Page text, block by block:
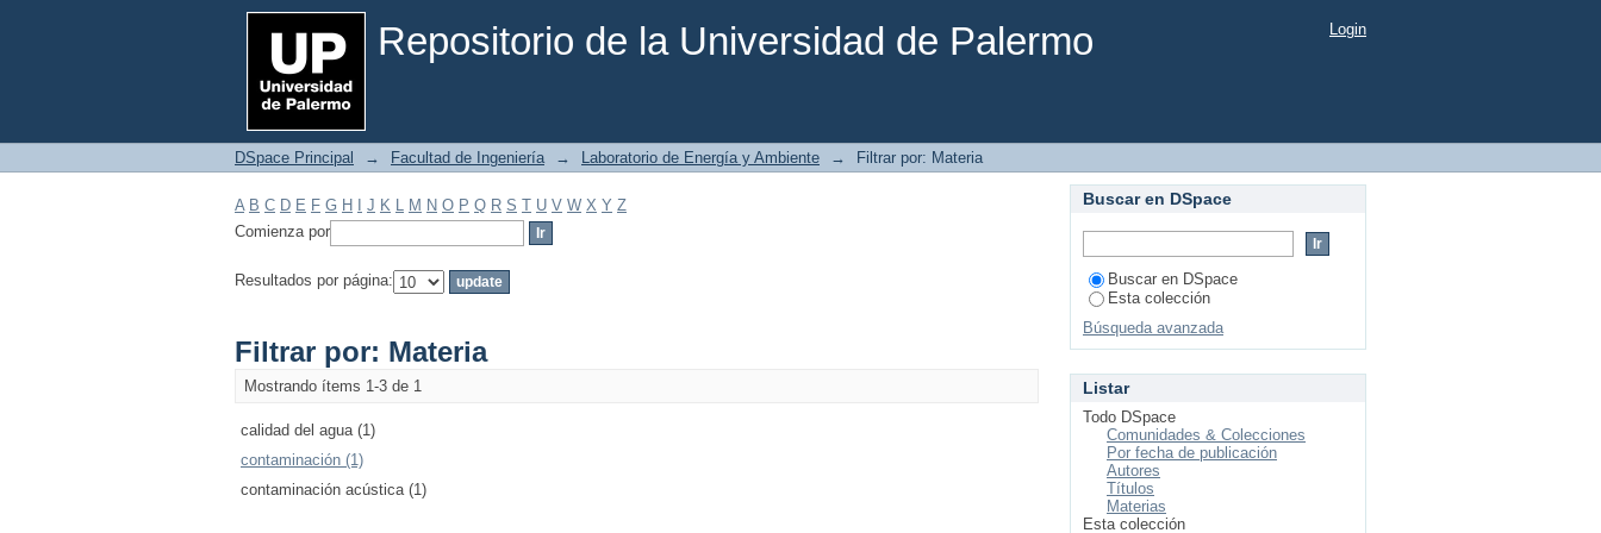
Repositorio de la Universidad de Palermo
Filtrar por: Materia Login
DSpace Principal → Facultad de Ingeniería → Laboratorio de Energía y Ambiente → Filtrar por: Materia
A B C D E F G H J K L M N O P Q R S T U V W X Y Z
Comienza por
Resultados por página:
Filtrar por: Materia
Mostrando ítems 1-3 de 1
calidad del agua (1)
contaminación (1)
contaminación acústica (1)
Buscar en DSpace
Buscar en DSpace
Esta colección
Búsqueda avanzada
Listar
Todo DSpace
Comunidades & Colecciones
Por fecha de publicación
Autores
Títulos
Materias
Esta colección